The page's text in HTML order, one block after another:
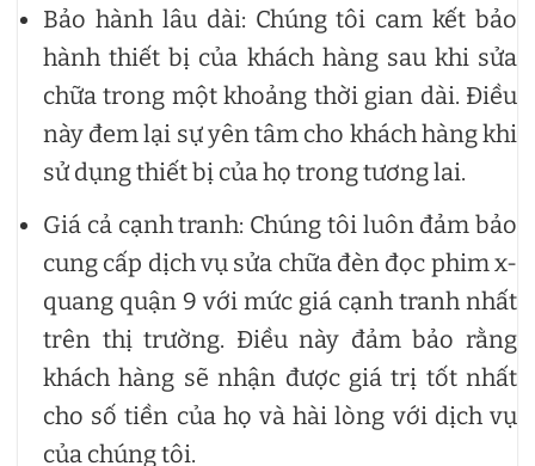
Bảo hành lâu dài: Chúng tôi cam kết bảo
hành thiết bị của khách hàng sau khi sửa
chữa trong một khoảng thời gian dài. Điều
này đem lại sự yên tâm cho khách hàng khi
sử dụng thiết bị của họ trong tương lai.
Giá cả cạnh tranh: Chúng tôi luôn đảm bảo
cung cấp dịch vụ sửa chữa đèn đọc phim x-
quang quận 9 với mức giá cạnh tranh nhất
trên thị trường. Điều này đảm bảo rằng
khách hàng sẽ nhận được giá trị tốt nhất
cho số tiền của họ và hài lòng với dịch vụ
của chúng tôi.